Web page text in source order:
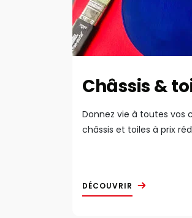
Châssis &
Donnez vie à toutes vos
châssis et toiles à prix
DÉCOUVRIR